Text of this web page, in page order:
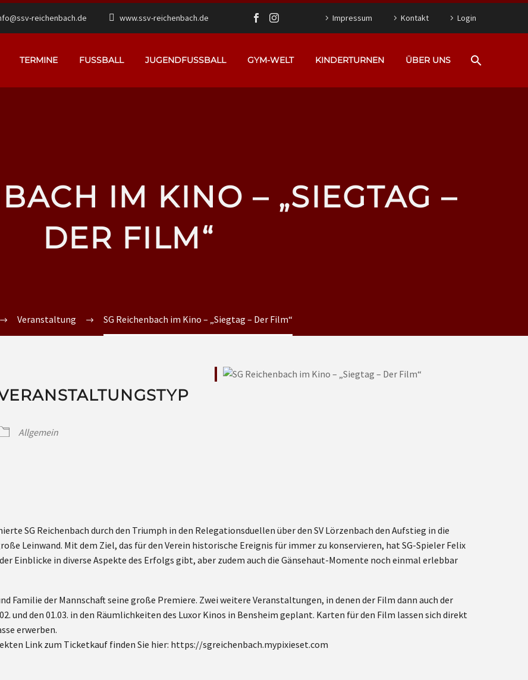
reichenbach.de www.ssv-reichenbach.de Impressum Kontakt Login
TERMINE FUSSBALL JUGENDFUSSBALL GYM-WELT KINDERTURNEN ÜBER UNS
IM KINO – „SIEGTAG –
DER FILM“
Veranstaltung SG Reichenbach im Kino – „Siegtag – Der Film“
Allgemein
SG Reichenbach durch den Triumph in den Relegationsduellen über den SV Lörzenbach den Aufstieg in die
Leinwand. Mit dem Ziel, das für den Verein historische Ereignis für immer zu konservieren, hat SG-Spieler Felix
Einblicke in diverse Aspekte des Erfolgs gibt, aber zudem auch die Gänsehaut-Momente noch einmal erlebbar
Familie der Mannschaft seine große Premiere. Zwei weitere Veranstaltungen, in denen der Film dann auch der
und den 01.03. in den Räumlichkeiten des Luxor Kinos in Bensheim geplant. Karten für den Film lassen sich direkt
erwerben.
Link zum Ticketkauf finden Sie hier: https://sgreichenbach.mypixieset.com